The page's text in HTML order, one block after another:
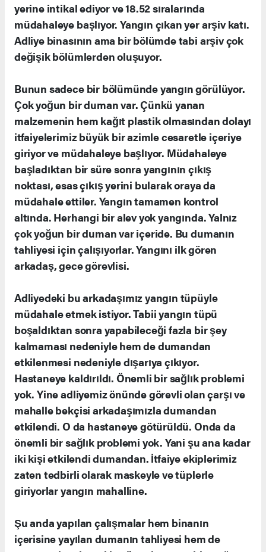
yerine intikal ediyor ve 18.52 sıralarında
müdahaleye başlıyor. Yangın çıkan yer arşiv katı.
Adliye binasının ama bir bölümde tabi arşiv çok
değişik bölümlerden oluşuyor.
Bunun sadece bir bölümünde yangın görülüyor.
Çok yoğun bir duman var. Çünkü yanan
malzemenin hem kağıt plastik olmasından dolayı
itfaiyelerimiz büyük bir azimle cesaretle içeriye
giriyor ve müdahaleye başlıyor. Müdahaleye
başladıktan bir süre sonra yangının çıkış
noktası, esas çıkış yerini bularak oraya da
müdahale ettiler. Yangın tamamen kontrol
altında. Herhangi bir alev yok yangında. Yalnız
çok yoğun bir duman var içeride. Bu dumanın
tahliyesi için çalışıyorlar. Yangını ilk gören
arkadaş, gece görevlisi.
Adliyedeki bu arkadaşımız yangın tüpüyle
müdahale etmek istiyor. Tabii yangın tüpü
boşaldıktan sonra yapabileceği fazla bir şey
kalmaması nedeniyle hem de dumandan
etkilenmesi nedeniyle dışarıya çıkıyor.
Hastaneye kaldırıldı. Önemli bir sağlık problemi
yok. Yine adliyemiz önünde görevli olan çarşı ve
mahalle bekçisi arkadaşımızla dumandan
etkilendi. O da hastaneye götürüldü. Onda da
önemli bir sağlık problemi yok. Yani şu ana kadar
iki kişi etkilendi dumandan. İtfaiye ekiplerimiz
zaten tedbirli olarak maskeyle ve tüplerle
giriyorlar yangın mahalline.
Şu anda yapılan çalışmalar hem binanın
içerisine yayılan dumanın tahliyesi hem de